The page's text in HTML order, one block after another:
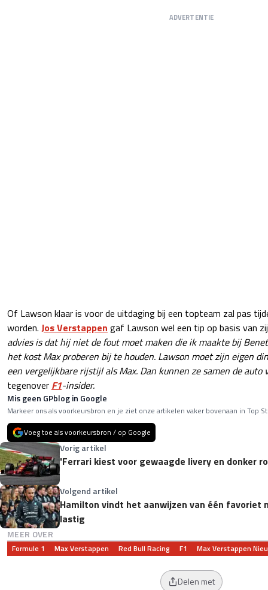
ADVERTENTIE
Of Lawson klaar is voor de uitdaging bij een topteam zal pas
worden. Jos Verstappen gaf Lawson wel een tip op basis van
advies is dat hij niet de fout moet maken die ik maakte bij
het kost Max proberen bij te houden. Lawson moet zijn eigen
een vergelijkbare rijstijl als Max. Dan kunnen ze samen de auto
tegenover F1-insider.
Mis geen GPblog in Google
Markeer ons als voorkeursbron en je ziet onze artikelen vaker bovenaan in Top
Voeg toe als voorkeursbron / op Google
Vorig artikel
'Ferrari kiest voor gewaagde livery en donker
Volgend artikel
Hamilton vindt het aanwijzen van één favoriet
lastig
MEER OVER
Formule 1 Max Verstappen Red Bull Racing F1 Max Verstappen
Delen met